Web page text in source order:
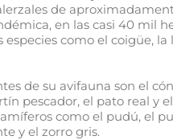
de
en las casi 40 mil
como el coigüe,
de su avifauna son el
pescador, el pato real y
como el pudú, el
y el zorro gris.